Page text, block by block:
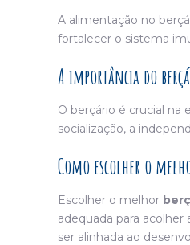
A alimentação no
fortalecer o sistema
A importância do
O berçário é crucial
socialização, a
Como escolher o
Escolher o melhor
adequada para acolher
ser alinhada ao